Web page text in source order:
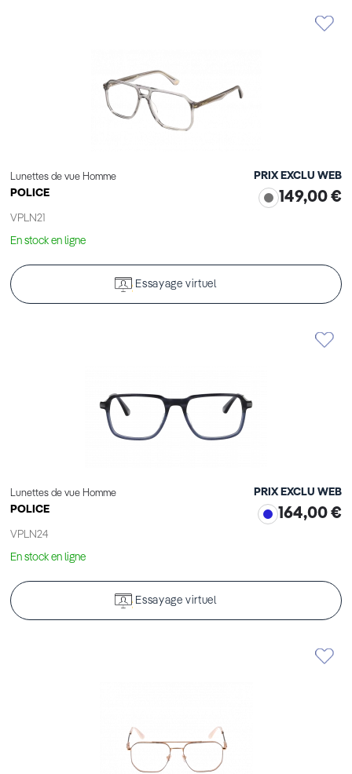
Lunettes de vue Homme
POLICE
VPLN21
PRIX EXCLU WEB
149,00 €
En stock en ligne
Essayage virtuel
Lunettes de vue Homme
POLICE
VPLN24
PRIX EXCLU WEB
164,00 €
En stock en ligne
Essayage virtuel